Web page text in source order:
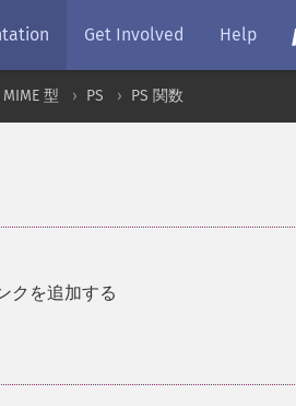
Get Involved Help
型 PS PS 関数
クを追加する